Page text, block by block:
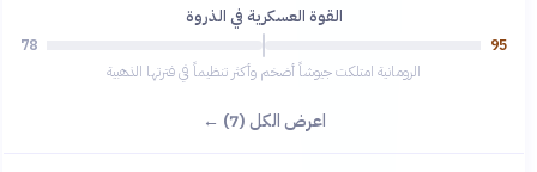
القوة العسكرية في الذروة
95
78
الرومانية امتلكت جيوشاً أضخم وأكثر تنظيماً في فترتها الذهبية
اعرض الكل (7) ←